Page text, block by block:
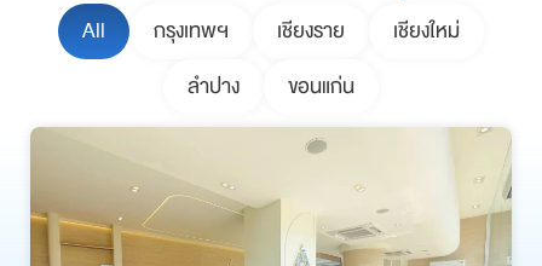
All กรุงเทพฯ เชียงราย
เชียงใหม่
ลำปาง
ขอนแก่น